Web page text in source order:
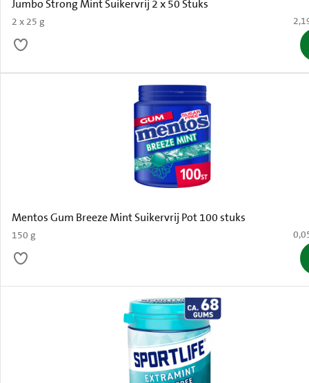
Jumbo Strong Mint Suikervrij 2 x 50 Stuks
2 x 25 g €
Mentos Gum Breeze Mint Suikervrij Pot 100 stuks
150 g €